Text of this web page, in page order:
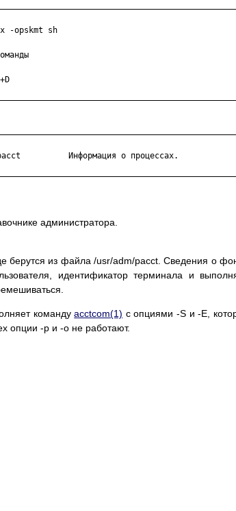
администратора.
берутся из файла /usr/adm/pacct. Сведения о
идентификатор терминала и
командуacctcom(1) с опциями -S и -E,
опции -p и -o не работают.